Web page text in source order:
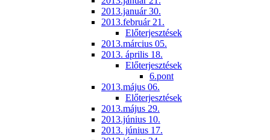
2013.január 30.
2013.február 21.
Előterjesztések
2013.március 05.
2013. április 18.
Előterjesztések
6.pont
2013.május 06.
Előterjesztések
2013.május 29.
2013.június 10.
2013. június 17.